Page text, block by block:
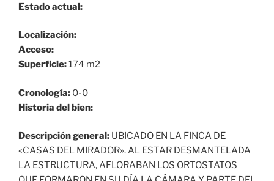
Estado actual:
Localización:
Acceso:
Superficie:174 m2
Cronología: 0-0
Historia del bien:
Descripción general: UBICADO EN LA FINCA DE
«CASAS DEL MIRADOR». AL ESTAR DESMANTELADA
LA ESTRUCTURA, AFLORABAN LOS ORTOSTATOS